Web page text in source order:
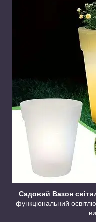
Садовий Вазон
функціональний